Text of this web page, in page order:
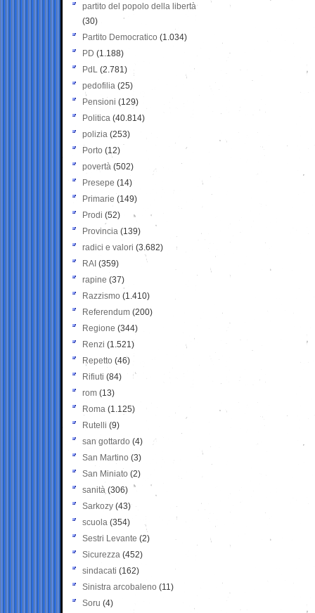
partito del popolo della libertà
(30)
Partito Democratico (1.034)
PD (1.188)
PdL (2.781)
pedofilia (25)
Pensioni (129)
Politica (40.814)
polizia (253)
Porto (12)
povertà (502)
Presepe (14)
Primarie (149)
Prodi (52)
Provincia (139)
radici e valori (3.682)
RAI (359)
rapine (37)
Razzismo (1.410)
Referendum (200)
Regione (344)
Renzi (1.521)
Repetto (46)
Rifiuti (84)
rom (13)
Roma (1.125)
Rutelli (9)
san gottardo (4)
San Martino (3)
San Miniato (2)
sanità (306)
Sarkozy (43)
scuola (354)
Sestri Levante (2)
Sicurezza (452)
sindacati (162)
Sinistra arcobaleno (11)
Soru (4)